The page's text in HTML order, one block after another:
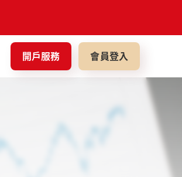
開戶服務 會員登入